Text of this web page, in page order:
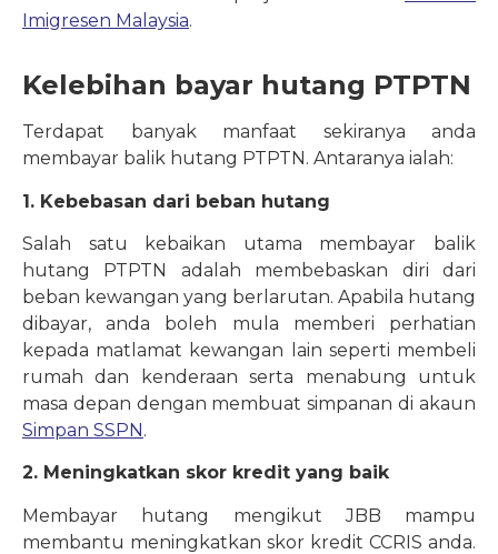
Imigresen Malaysia.
Kelebihan bayar hutang PTPTN
Terdapat banyak manfaat sekiranya anda
membayar balik hutang PTPTN. Antaranya ialah:
1. Kebebasan dari beban hutang
Salah satu kebaikan utama membayar balik
hutang PTPTN adalah membebaskan diri dari
beban kewangan yang berlarutan. Apabila hutang
dibayar, anda boleh mula memberi perhatian
kepada matlamat kewangan lain seperti membeli
rumah dan kenderaan serta menabung untuk
masa depan dengan membuat simpanan di akaun
Simpan SSPN.
2. Meningkatkan skor kredit yang baik
Membayar hutang mengikut JBB mampu
membantu meningkatkan skor kredit CCRIS anda.